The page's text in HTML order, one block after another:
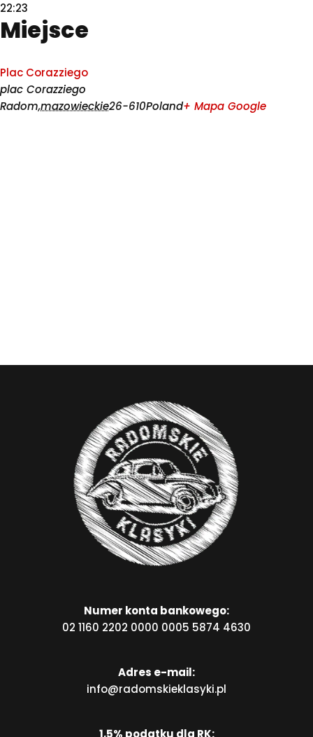
22:23
Miejsce
Plac Corazziego
plac Corazziego
Radom,mazowieckie26-610Poland+ Mapa Google
Numer konta bankowego:
02 1160 2202 0000 0005 5874 4630
Adres e-mail:
info@radomskieklasyki.pl
1,5% podatku dla RK: